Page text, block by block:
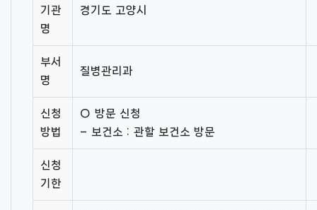
기관
명
경기도 고양시
부서
명
질병관리과
신청
방법
○ 방문 신청
– 보건소 : 관할 보건소 방문
신청
기한